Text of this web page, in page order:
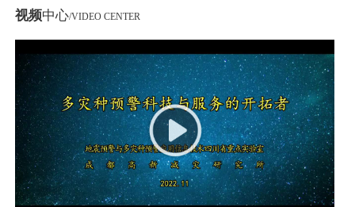
视频中心/VIDEO CENTER